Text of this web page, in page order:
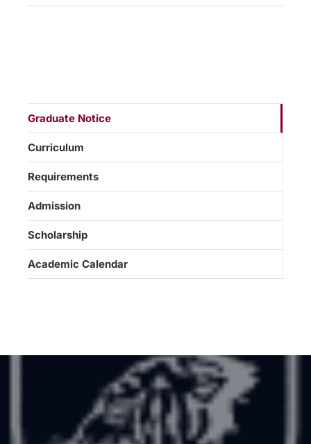
Graduate Notice
Curriculum
Requirements
Admission
Scholarship
Academic Calendar